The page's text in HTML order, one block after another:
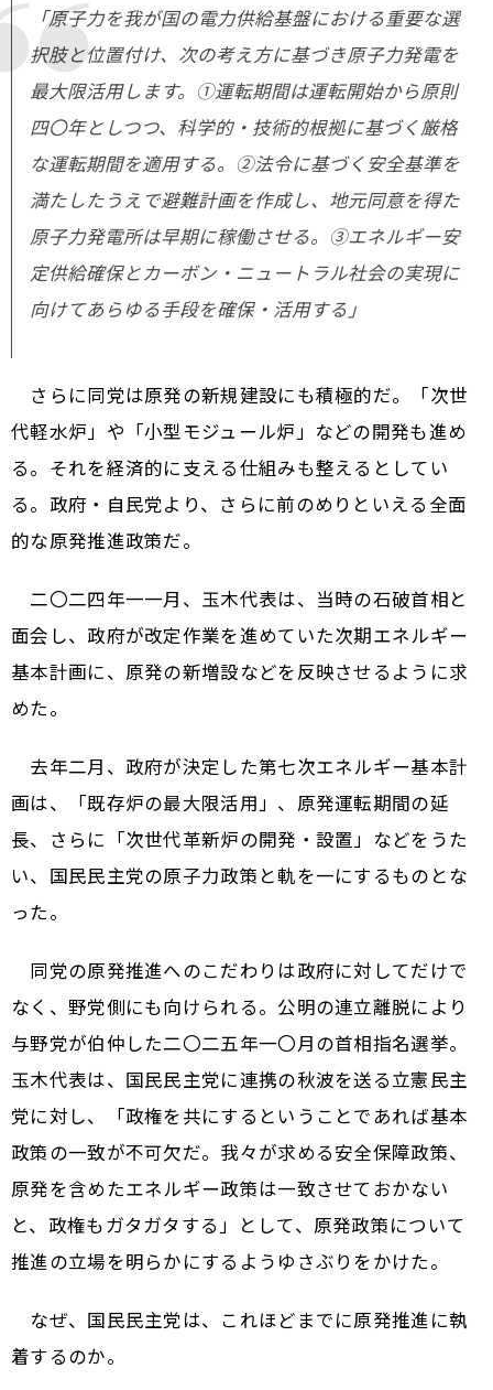
「原子力を我が国の電力供給基盤における重要な選
択肢と位置付け、次の考え方に基づき原子力発電を
最大限活用します。①運転期間は運転開始から原則
四〇年としつつ、科学的・技術的根拠に基づく厳格
な運転期間を適用する。②法令に基づく安全基準を
満たしたうえで避難計画を作成し、地元同意を得た
原子力発電所は早期に稼働させる。③エネルギー安
定供給確保とカーボン・ニュートラル社会の実現に
向けてあらゆる手段を確保・活用する」
さらに同党は原発の新規建設にも積極的だ。「次世
代軽水炉」や「小型モジュール炉」などの開発も進め
る。それを経済的に支える仕組みも整えるとしてい
る。政府・自民党より、さらに前のめりといえる全面
的な原発推進政策だ。
二〇二四年一一月、玉木代表は、当時の石破首相と
面会し、政府が改定作業を進めていた次期エネルギー
基本計画に、原発の新増設などを反映させるように求
めた。
去年二月、政府が決定した第七次エネルギー基本計
画は、「既存炉の最大限活用」、原発運転期間の延
長、さらに「次世代革新炉の開発・設置」などをうた
い、国民民主党の原子力政策と軌を一にするものとな
った。
同党の原発推進へのこだわりは政府に対してだけで
なく、野党側にも向けられる。公明の連立離脱により
与野党が伯仲した二〇二五年一〇月の首相指名選挙。
玉木代表は、国民民主党に連携の秋波を送る立憲民主
党に対し、「政権を共にするということであれば基本
政策の一致が不可欠だ。我々が求める安全保障政策、
原発を含めたエネルギー政策は一致させておかない
と、政権もガタガタする」として、原発政策について
推進の立場を明らかにするようゆさぶりをかけた。
なぜ、国民民主党は、これほどまでに原発推進に執
着するのか。